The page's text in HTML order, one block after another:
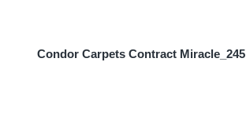
Condor Carpets Contract Miracle_245